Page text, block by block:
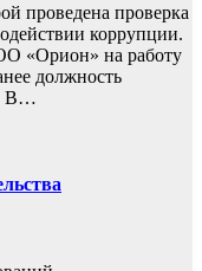
проведена проверка
коррупции.
«Орион» на работу
должность
В…